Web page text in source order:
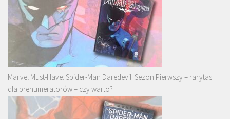
Marvel Must-Have: Spider-Man Daredevil. Sezon Pierwszy – rarytas
dla prenumeratorów – czy warto?